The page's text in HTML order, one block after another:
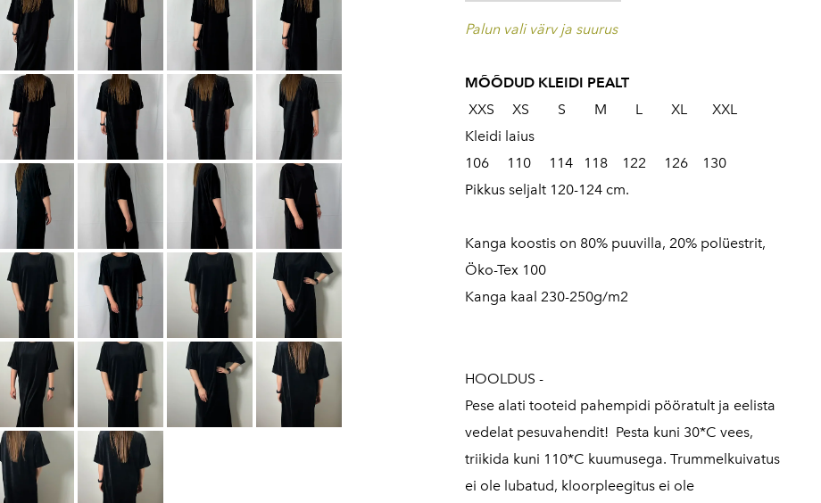
Palun vali värv ja suurus
MÕÕDUD KLEIDI PEALT
XXS XS S M L XL XXL
Kleidi laius
106 110 114 118 122 126 130
Pikkus seljalt 120-124 cm.
Kanga koostis on 80% puuvilla, 20% polüestrit,
Öko-Tex 100
Kanga kaal 230-250g/m2
HOOLDUS -
Pese alati tooteid pahempidi pööratult ja eelista
vedelat pesuvahendit! Pesta kuni 30*C vees,
triikida kuni 110*C kuumusega. Trummelkuivatus
ei ole lubatud, kloorpleegitus ei ole